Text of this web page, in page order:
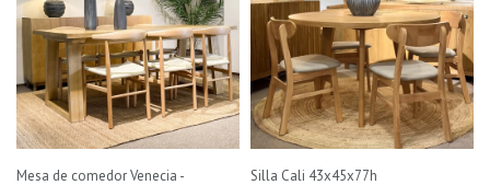
Mesa de comedor Venecia -
Silla Cali 43x45x77h